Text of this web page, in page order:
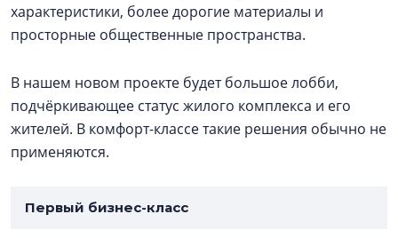
характеристики, более дорогие материалы и
просторные общественные пространства.
В нашем новом проекте будет большое лобби,
подчёркивающее статус жилого комплекса и его
жителей. В комфорт-классе такие решения обычно не
применяются.
Первый бизнес-класс